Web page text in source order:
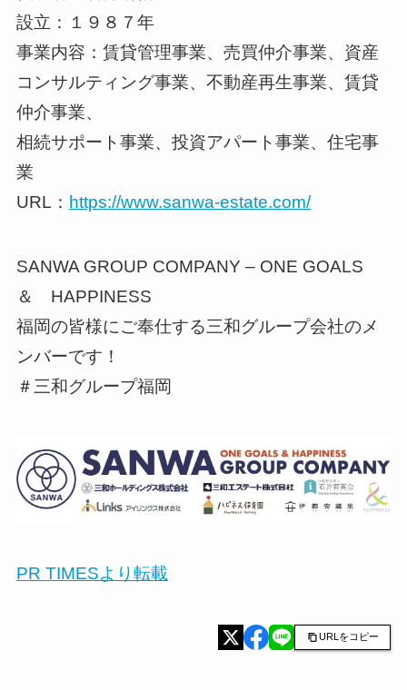
設立：１９８７年
事業内容：賃貸管理事業、売買仲介事業、資産
コンサルティング事業、不動産再生事業、賃貸
仲介事業、
相続サポート事業、投資アパート事業、住宅事
業
URL： https://www.sanwa-estate.com/
SANWA GROUP COMPANY – ONE GOALS
＆ HAPPINESS
福岡の皆様にご奉仕する三和グループ会社のメ
ンバーです！
＃三和グループ福岡
PR TIMESより転載
URLをコピー